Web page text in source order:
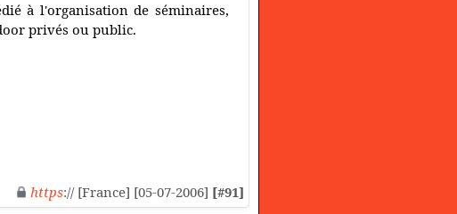
à l'organisation de séminaires,
privés ou public.
https:// [France] [05-07-2006] [#91]